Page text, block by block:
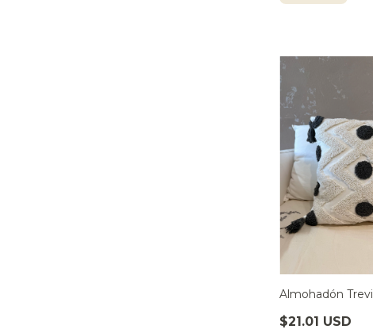
Almohadón Trevi
$21.01 USD